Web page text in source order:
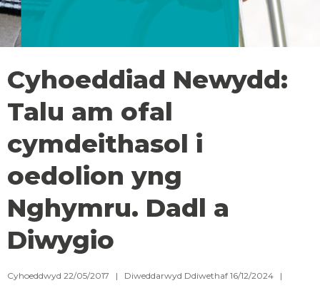
Cyhoeddiad Newydd:
Talu am ofal
cymdeithasol i
oedolion yng
Nghymru. Dadl a
Diwygio
Cyhoeddwyd 22/05/2017 | Diweddarwyd Ddiwethaf 16/12/2024 |